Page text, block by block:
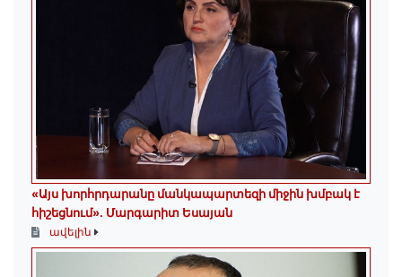
«Այս խորհրդարանը մանկապարտեզի միջին խմբակ է
հիշեցնում»․ Մարգարիտ Եսայան
ավելին